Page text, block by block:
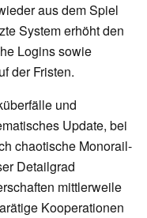
aus dem Spiel
System erhöht den
Logins sowie
der Fristen.
und
Update, bei
chaotische Monorail-
Detailgrad
mittlerweile
Kooperationen